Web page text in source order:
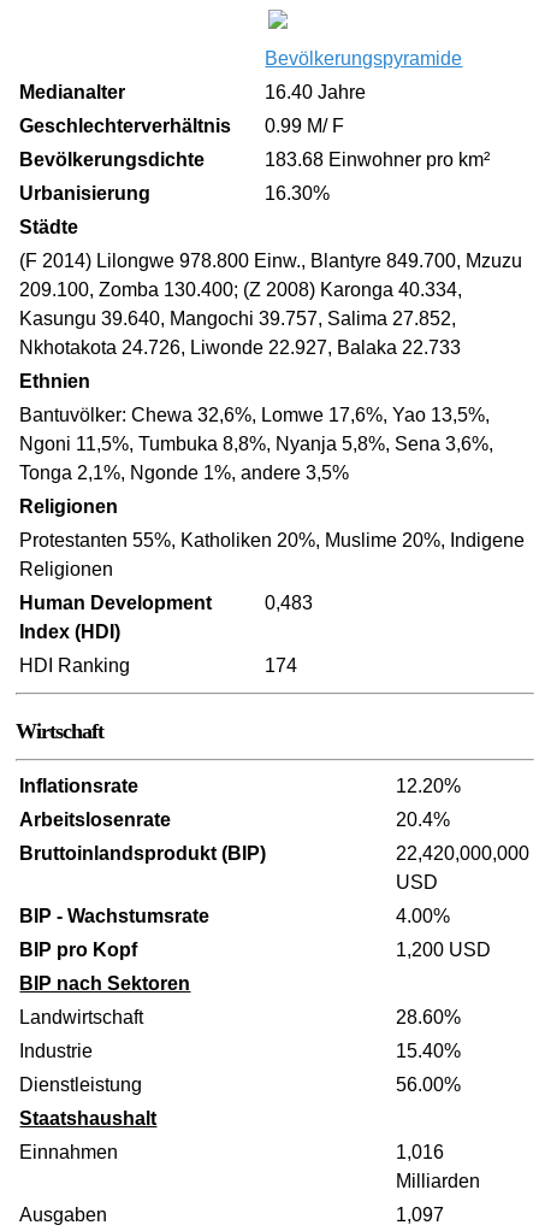
Bevölkerungspyramide
Medianalter
16.40 Jahre
Geschlechterverhältnis
0.99 M/ F
Bevölkerungsdichte
183.68 Einwohner pro km²
Urbanisierung
16.30%
Städte
(F 2014) Lilongwe 978.800 Einw., Blantyre 849.700, Mzuzu
209.100, Zomba 130.400; (Z 2008) Karonga 40.334,
Kasungu 39.640, Mangochi 39.757, Salima 27.852,
Nkhotakota 24.726, Liwonde 22.927, Balaka 22.733
Ethnien
Bantuvölker: Chewa 32,6%, Lomwe 17,6%, Yao 13,5%,
Ngoni 11,5%, Tumbuka 8,8%, Nyanja 5,8%, Sena 3,6%,
Tonga 2,1%, Ngonde 1%, andere 3,5%
Religionen
Protestanten 55%, Katholiken 20%, Muslime 20%, Indigene
Religionen
Human Development
Index (HDI)
0,483
HDI Ranking 174
Wirtschaft
Inflationsrate
12.20%
Arbeitslosenrate
20.4%
Bruttoinlandsprodukt (BIP)
22,420,000,000
USD
BIP - Wachstumsrate
4.00%
BIP pro Kopf
1,200 USD
BIP nach Sektoren
Landwirtschaft
28.60%
Industrie
15.40%
Dienstleistung
56.00%
Staatshaushalt
Einnahmen
1,016
Milliarden
Ausgaben
1,097